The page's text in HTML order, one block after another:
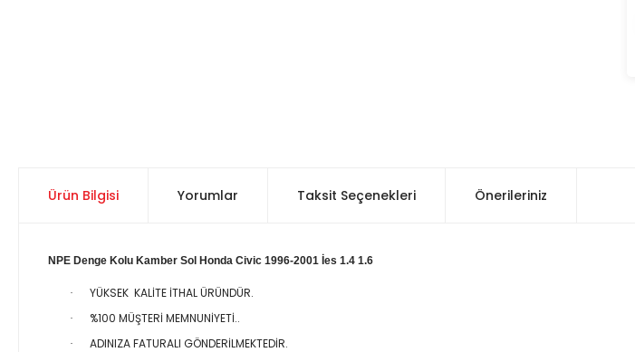
Ürün Bilgisi Yorumlar Taksit Seçenekleri Önerileriniz
NPE Denge Kolu Kamber Sol Honda Civic 1996-2001 İes 1.4 1.6
· YÜKSEK KALİTE İTHAL ÜRÜNDÜR.
· %100 MÜŞTERİ MEMNUNİYETİ..
· ADINIZA FATURALI GÖNDERİLMEKTEDİR.